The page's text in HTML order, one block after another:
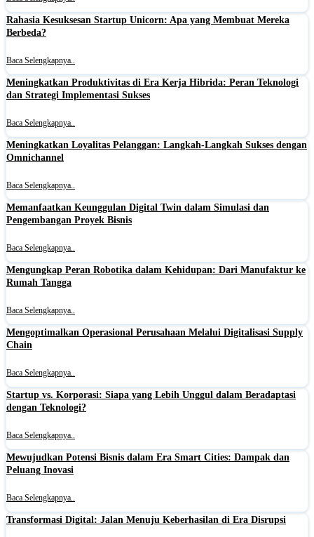
Rahasia Kesuksesan Startup Unicorn: Apa yang Membuat Mereka
Berbeda?
Baca Selengkapnya..
Meningkatkan Produktivitas di Era Kerja Hibrida: Peran Teknologi
dan Strategi Implementasi Sukses
Baca Selengkapnya..
Meningkatkan Loyalitas Pelanggan: Langkah-Langkah Sukses dengan
Omnichannel
Baca Selengkapnya..
Memanfaatkan Keunggulan Digital Twin dalam Simulasi dan
Pengembangan Proyek Bisnis
Baca Selengkapnya..
Mengungkap Peran Robotika dalam Kehidupan: Dari Manufaktur ke
Rumah Tangga
Baca Selengkapnya..
Mengoptimalkan Operasional Perusahaan Melalui Digitalisasi Supply
Chain
Baca Selengkapnya..
Startup vs. Korporasi: Siapa yang Lebih Unggul dalam Beradaptasi
dengan Teknologi?
Baca Selengkapnya..
Mewujudkan Potensi Bisnis dalam Era Smart Cities: Dampak dan
Peluang Inovasi
Baca Selengkapnya..
Transformasi Digital: Jalan Menuju Keberhasilan di Era Disrupsi